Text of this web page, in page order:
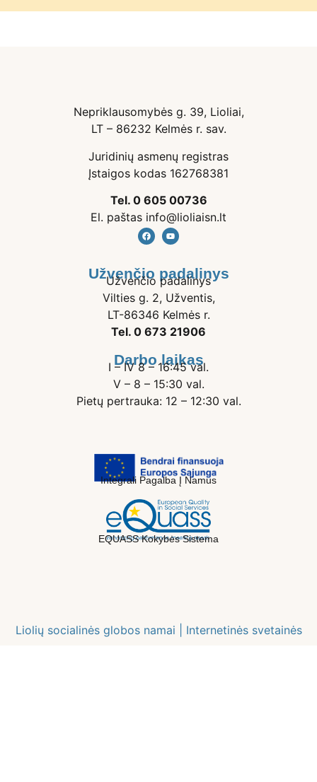
Nepriklausomybės g. 39, Lioliai,
LT – 86232 Kelmės r. sav.
Juridinių asmenų registras
Įstaigos kodas 162768381
Tel. 0 605 00736
El. paštas info@lioliaisn.lt
Užvenčio padalinys
Užvenčio padalinys
Vilties g. 2, Užventis,
LT-86346 Kelmės r.
Tel. 0 673 21906
Darbo laikas
I – IV 8 – 16:45 val.
V – 8 – 15:30 val.
Pietų pertrauka: 12 – 12:30 val.
Integrali Pagalba Į Namus
EQUASS Kokybės Sistema
Liolių socialinės globos namai | Internetinės svetainės